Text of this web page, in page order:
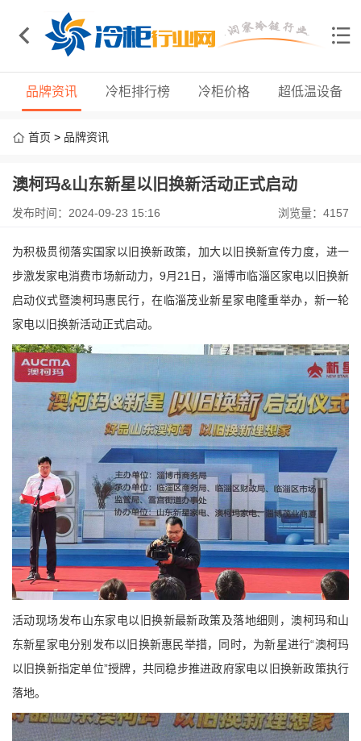
品牌资讯 冷柜排行榜 冷柜价格 超低温设备
首页 > 品牌资讯
澳柯玛&山东新星以旧换新活动正式启动
发布时间：2024-09-23 15:16 浏览量：4157
为积极贯彻落实国家以旧换新政策，加大以旧换新宣传力度，进一
步激发家电消费市场新动力， 9月 21 日，淄博市临淄区家电以旧换新
启动仪式暨澳柯玛惠民行，在临淄茂业新星家电隆重举办，新一轮
家电以旧换新活动正式启动。
活动现场发布山东家电以旧换新最新政策及落地细则，澳柯玛和山
东新星家电分别发布以旧换新惠民举措，同时，为新星进行“澳柯玛
以旧换新指定单位”授牌，共同稳步推进政府家电以旧换新政策执行
落地。